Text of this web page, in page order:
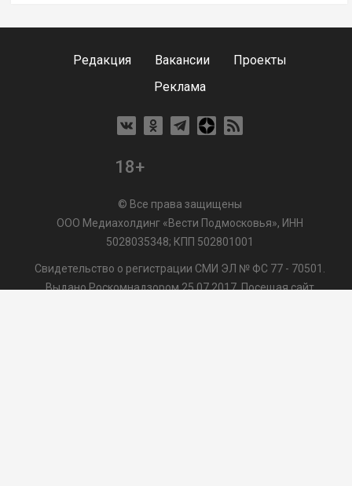
Редакция Вакансии
Проекты
Реклама
18+
© Все права защищены
ООО Медиахолдинг «Вести Подмосковья», ИНН
5028035348; КПП 502801001
Свидетельство о регистрации СМИ ЭЛ № ФС 77 - 70501.
Выдано Роскомнадзором 25.07.2017. Посещая сайт